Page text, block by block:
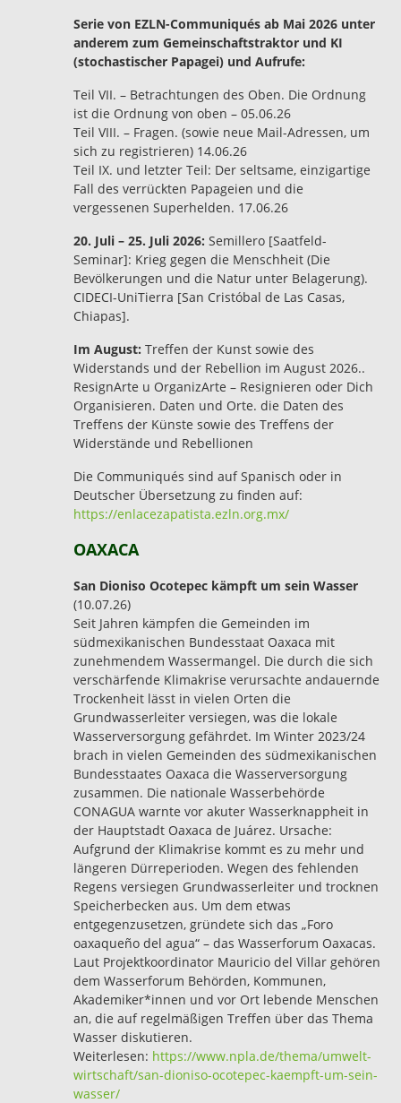
Serie von EZLN-Communiqués ab Mai 2026 unter
anderem zum Gemeinschaftstraktor und KI
(stochastischer Papagei) und Aufrufe:
Teil VII. – Betrachtungen des Oben. Die Ordnung
ist die Ordnung von oben – 05.06.26
Teil VIII. – Fragen. (sowie neue Mail-Adressen, um
sich zu registrieren) 14.06.26
Teil IX. und letzter Teil: Der seltsame, einzigartige
Fall des verrückten Papageien und die
vergessenen Superhelden. 17.06.26
20. Juli – 25. Juli 2026: Semillero [Saatfeld-
Seminar]: Krieg gegen die Menschheit (Die
Bevölkerungen und die Natur unter Belagerung).
CIDECI-UniTierra [San Cristóbal de Las Casas,
Chiapas].
Im August: Treffen der Kunst sowie des
Widerstands und der Rebellion im August 2026..
ResignArte u OrganizArte – Resignieren oder Dich
Organisieren. Daten und Orte. die Daten des
Treffens der Künste sowie des Treffens der
Widerstände und Rebellionen
Die Communiqués sind auf Spanisch oder in
Deutscher Übersetzung zu finden auf:
https://enlacezapatista.ezln.org.mx/
OAXACA
San Dioniso Ocotepec kämpft um sein Wasser
(10.07.26)
Seit Jahren kämpfen die Gemeinden im
südmexikanischen Bundesstaat Oaxaca mit
zunehmendem Wassermangel. Die durch die sich
verschärfende Klimakrise verursachte andauernde
Trockenheit lässt in vielen Orten die
Grundwasserleiter versiegen, was die lokale
Wasserversorgung gefährdet. Im Winter 2023/24
brach in vielen Gemeinden des südmexikanischen
Bundesstaates Oaxaca die Wasserversorgung
zusammen. Die nationale Wasserbehörde
CONAGUA warnte vor akuter Wasserknappheit in
der Hauptstadt Oaxaca de Juárez. Ursache:
Aufgrund der Klimakrise kommt es zu mehr und
längeren Dürreperioden. Wegen des fehlenden
Regens versiegen Grundwasserleiter und trocknen
Speicherbecken aus. Um dem etwas
entgegenzusetzen, gründete sich das „Foro
oaxaqueño del agua“ – das Wasserforum Oaxacas.
Laut Projektkoordinator Mauricio del Villar gehören
dem Wasserforum Behörden, Kommunen,
Akademiker*innen und vor Ort lebende Menschen
an, die auf regelmäßigen Treffen über das Thema
Wasser diskutieren.
Weiterlesen: https://www.npla.de/thema/umwelt-
wirtschaft/san-dioniso-ocotepec-kaempft-um-sein-
wasser/